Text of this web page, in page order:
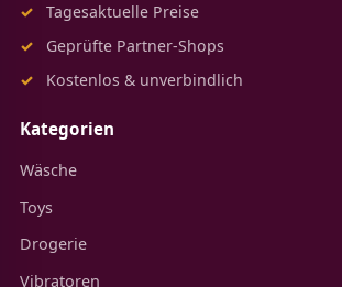
Tagesaktuelle Preise
Geprüfte Partner-Shops
Kostenlos & unverbindlich
Kategorien
Wäsche
Toys
Drogerie
Vibratoren